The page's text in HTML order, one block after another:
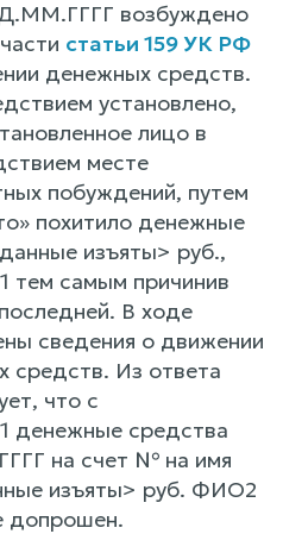
возбуждено
статьи 159 УК РФ
денежных средств.
установлено,
лицо в
месте
побуждений, путем
похитило денежные
изъяты> руб.,
самым причинив
В ходе
сведения о движении
средств. Из ответа
что с
средства
на счет № на имя
изъяты> руб. ФИО2
допрошен.